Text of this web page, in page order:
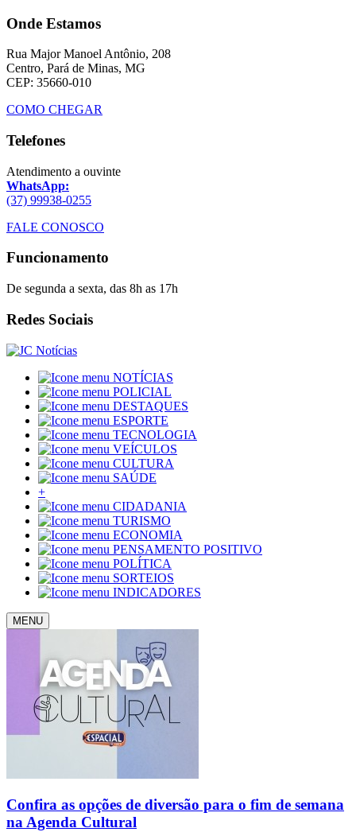
Onde Estamos
Rua Major Manoel Antônio, 208
Centro, Pará de Minas, MG
CEP: 35660-010
COMO CHEGAR
Telefones
Atendimento a ouvinte
WhatsApp:
(37) 99938-0255
FALE CONOSCO
Funcionamento
De segunda a sexta, das 8h as 17h
Redes Sociais
NOTÍCIAS
POLICIAL
DESTAQUES
ESPORTE
TECNOLOGIA
VEÍCULOS
CULTURA
SAÚDE
+
CIDADANIA
TURISMO
ECONOMIA
PENSAMENTO POSITIVO
POLÍTICA
SORTEIOS
INDICADORES
MENU
Confira as opções de diversão para o fim de semana
na Agenda Cultural